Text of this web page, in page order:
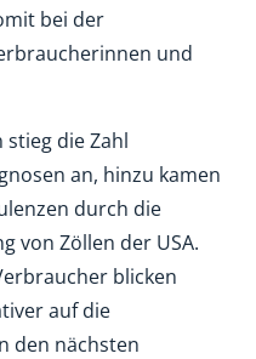
bei der
und
stieg die Zahl
an, hinzu kamen
durch die
von Zöllen der USA.
blicken
auf die
den nächsten